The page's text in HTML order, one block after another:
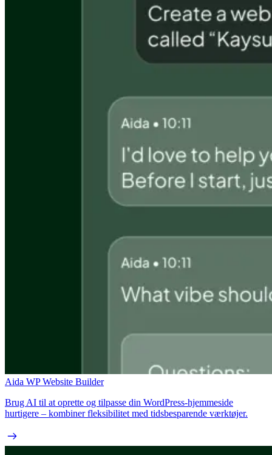
Aida WP Website Builder
Brug AI til at oprette og tilpasse din WordPress-hjemmeside
hurtigere – kombiner fleksibilitet med tidsbesparende værktøjer.